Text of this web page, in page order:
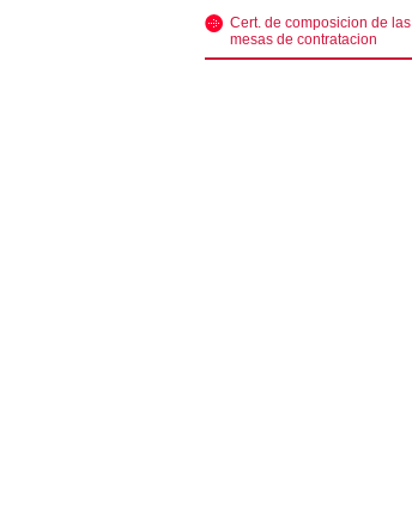
Cert. de composicion de las
mesas de contratacion